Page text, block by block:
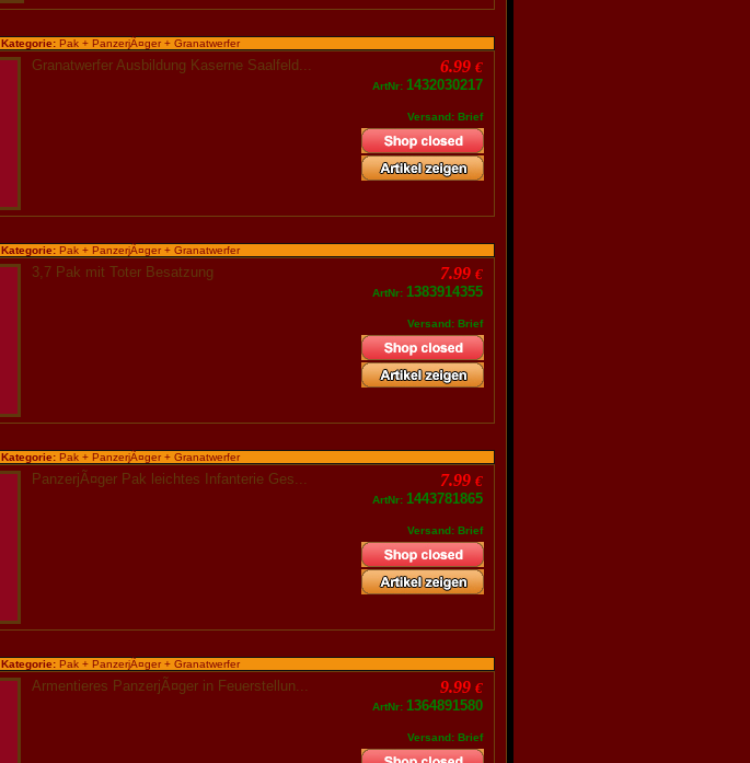
Kategorie: Pak + PanzerjÃ¤ger + Granatwerfer
Granatwerfer Ausbildung Kaserne Saalfeld... 6.99 €
ArtNr: 1432030217
Versand: Brief
Kategorie: Pak + PanzerjÃ¤ger + Granatwerfer
3,7 Pak mit Toter Besatzung 7.99 €
ArtNr: 1383914355
Versand: Brief
Kategorie: Pak + PanzerjÃ¤ger + Granatwerfer
PanzerjÃ¤ger Pak leichtes Infanterie Ges... 7.99 €
ArtNr: 1443781865
Versand: Brief
Kategorie: Pak + PanzerjÃ¤ger + Granatwerfer
Armentieres PanzerjÃ¤ger in Feuerstellun... 9.99 €
ArtNr: 1364891580
Versand: Brief